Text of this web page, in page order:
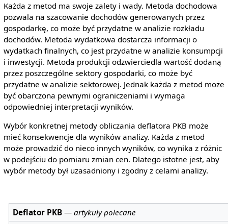
Każda z metod ma swoje zalety i wady. Metoda dochodowa
pozwala na szacowanie dochodów generowanych przez
gospodarkę, co może być przydatne w analizie rozkładu
dochodów. Metoda wydatkowa dostarcza informacji o
wydatkach finalnych, co jest przydatne w analizie konsumpcji
i inwestycji. Metoda produkcji odzwierciedla wartość dodaną
przez poszczególne sektory gospodarki, co może być
przydatne w analizie sektorowej. Jednak każda z metod może
być obarczona pewnymi ograniczeniami i wymaga
odpowiedniej interpretacji wyników.
Wybór konkretnej metody obliczania deflatora PKB może
mieć konsekwencje dla wyników analizy. Każda z metod
może prowadzić do nieco innych wyników, co wynika z różnic
w podejściu do pomiaru zmian cen. Dlatego istotne jest, aby
wybór metody był uzasadniony i zgodny z celami analizy.
Deflator PKB —artykuły polecane